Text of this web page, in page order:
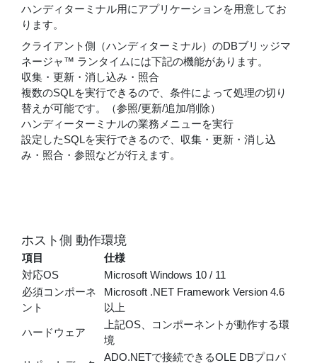
ハンディターミナル用にアプリケーションを用意してお
ります。
クライアント側（ハンディターミナル）のDBブリッジマ
ネージャ™ ランタイムには下記の機能があります。
収集・更新・消し込み・照合
複数のSQLを実行できるので、条件によって処理の切り
替えが可能です。（参照/更新/追加/削除）
ハンディーターミナルの業務メニューを実行
設定したSQLを実行できるので、収集・更新・消し込
み・照合・参照などが行えます。
ホスト側 動作環境
項目
仕様
対応OS
Microsoft Windows 10 / 11
必須コンポーネ
ント
Microsoft .NET Framework Version 4.6
以上
ハードウェア
上記OS、コンポーネントが動作する環
境
ADO.NETで接続できるOLE DBプロバ